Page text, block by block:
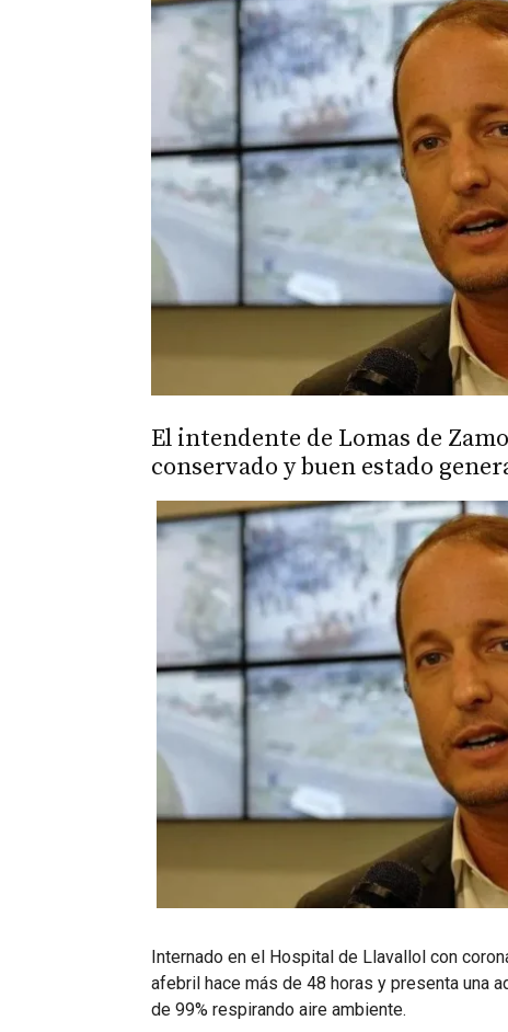
El intendente de Lomas de
conservado y buen estado
Internado en el Hospital de Llavallol con
afebril hace más de 48 horas y presenta una
de 99% respirando aire ambiente.